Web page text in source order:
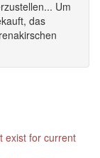
Um
das
exist for current